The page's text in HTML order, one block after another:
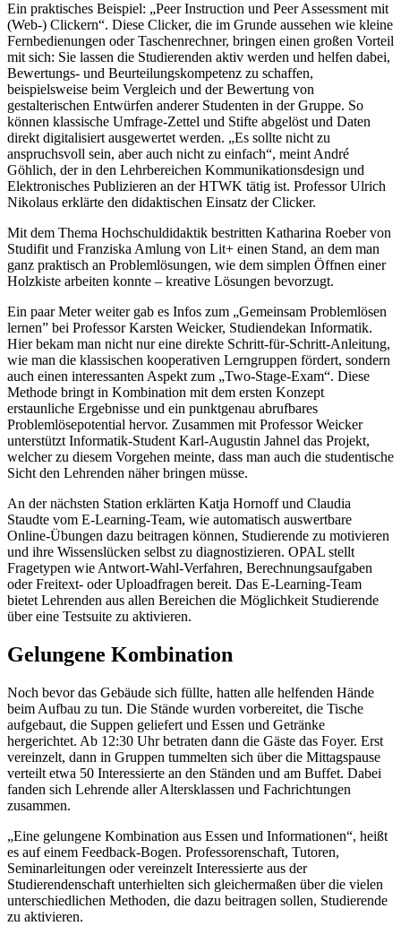
Ein praktisches Beispiel: „Peer Instruction und Peer Assessment mit
(Web-) Clickern“. Diese Clicker, die im Grunde aussehen wie kleine
Fernbedienungen oder Taschenrechner, bringen einen großen Vorteil
mit sich: Sie lassen die Studierenden aktiv werden und helfen dabei,
Bewertungs- und Beurteilungskompetenz zu schaffen,
beispielsweise beim Vergleich und der Bewertung von
gestalterischen Entwürfen anderer Studenten in der Gruppe. So
können klassische Umfrage-Zettel und Stifte abgelöst und Daten
direkt digitalisiert ausgewertet werden. „Es sollte nicht zu
anspruchsvoll sein, aber auch nicht zu einfach“, meint André
Göhlich, der in den Lehrbereichen Kommunikationsdesign und
Elektronisches Publizieren an der HTWK tätig ist. Professor Ulrich
Nikolaus erklärte den didaktischen Einsatz der Clicker.
Mit dem Thema Hochschuldidaktik bestritten Katharina Roeber von
Studifit und Franziska Amlung von Lit+ einen Stand, an dem man
ganz praktisch an Problemlösungen, wie dem simplen Öffnen einer
Holzkiste arbeiten konnte – kreative Lösungen bevorzugt.
Ein paar Meter weiter gab es Infos zum „Gemeinsam Problemlösen
lernen” bei Professor Karsten Weicker, Studiendekan Informatik.
Hier bekam man nicht nur eine direkte Schritt-für-Schritt-Anleitung,
wie man die klassischen kooperativen Lerngruppen fördert, sondern
auch einen interessanten Aspekt zum „Two-Stage-Exam“. Diese
Methode bringt in Kombination mit dem ersten Konzept
erstaunliche Ergebnisse und ein punktgenau abrufbares
Problemlösepotential hervor. Zusammen mit Professor Weicker
unterstützt Informatik-Student Karl-Augustin Jahnel das Projekt,
welcher zu diesem Vorgehen meinte, dass man auch die studentische
Sicht den Lehrenden näher bringen müsse.
An der nächsten Station erklärten Katja Hornoff und Claudia
Staudte vom E-Learning-Team, wie automatisch auswertbare
Online-Übungen dazu beitragen können, Studierende zu motivieren
und ihre Wissenslücken selbst zu diagnostizieren. OPAL stellt
Fragetypen wie Antwort-Wahl-Verfahren, Berechnungsaufgaben
oder Freitext- oder Uploadfragen bereit. Das E-Learning-Team
bietet Lehrenden aus allen Bereichen die Möglichkeit Studierende
über eine Testsuite zu aktivieren.
Gelungene Kombination
Noch bevor das Gebäude sich füllte, hatten alle helfenden Hände
beim Aufbau zu tun. Die Stände wurden vorbereitet, die Tische
aufgebaut, die Suppen geliefert und Essen und Getränke
hergerichtet. Ab 12:30 Uhr betraten dann die Gäste das Foyer. Erst
vereinzelt, dann in Gruppen tummelten sich über die Mittagspause
verteilt etwa 50 Interessierte an den Ständen und am Buffet. Dabei
fanden sich Lehrende aller Altersklassen und Fachrichtungen
zusammen.
„Eine gelungene Kombination aus Essen und Informationen“, heißt
es auf einem Feedback-Bogen. Professorenschaft, Tutoren,
Seminarleitungen oder vereinzelt Interessierte aus der
Studierendenschaft unterhielten sich gleichermaßen über die vielen
unterschiedlichen Methoden, die dazu beitragen sollen, Studierende
zu aktivieren.